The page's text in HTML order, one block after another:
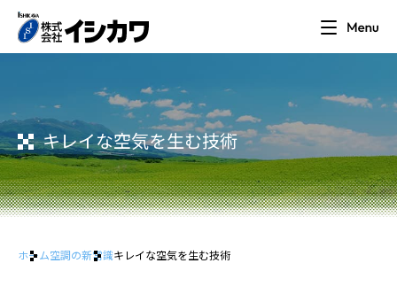
キレイな空気を生む技術
ホーム空調の新常識キレイな空気を生む技術